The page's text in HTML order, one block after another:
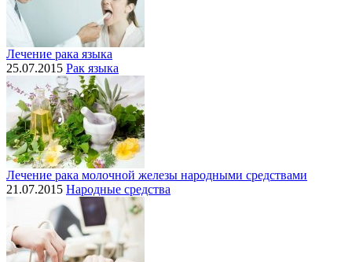
Лечение рака языка
25.07.2015 Рак языка
Лечение рака молочной железы народными средствами
21.07.2015 Народные средства